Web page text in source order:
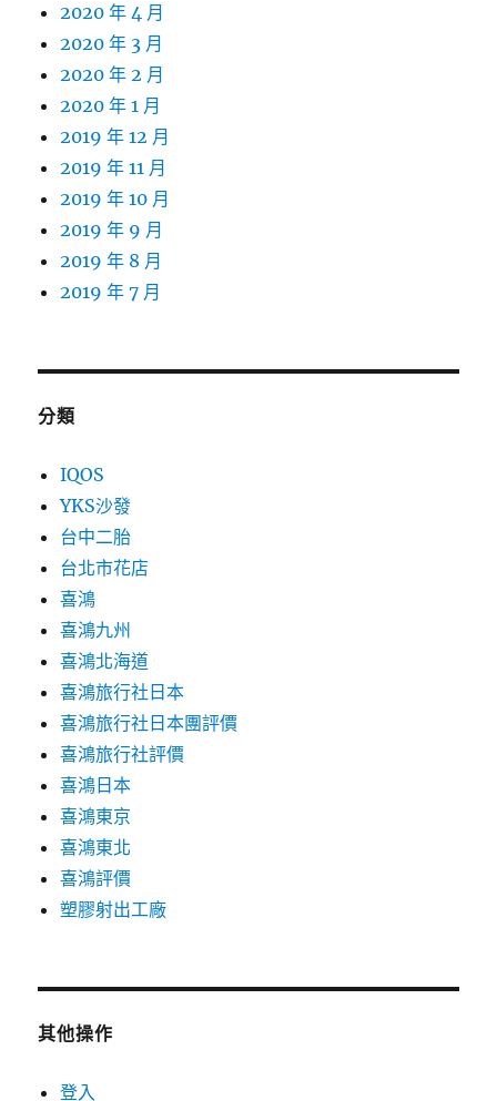
2020 年 4 月
2020 年 3 月
2020 年 2 月
2020 年 1 月
2019 年 12 月
2019 年 11 月
2019 年 10 月
2019 年 9 月
2019 年 8 月
2019 年 7 月
分類
IQOS
YKS沙發
台中二胎
台北市花店
喜鴻
喜鴻九州
喜鴻北海道
喜鴻旅行社日本
喜鴻旅行社日本團評價
喜鴻旅行社評價
喜鴻日本
喜鴻東京
喜鴻東北
喜鴻評價
塑膠射出工廠
其他操作
登入